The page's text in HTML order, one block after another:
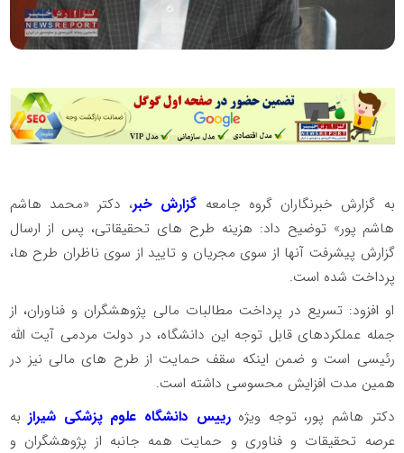
به گزارش خبرنگاران گروه جامعه گزارش خبر، دکتر «محمد هاشم
هاشم پور» توضیح داد: هزینه طرح های تحقیقاتی، پس از ارسال
گزارش پیشرفت آنها از سوی مجریان و تایید از سوی ناظران طرح ها،
پرداخت شده است.
او افزود: تسریع در پرداخت مطالبات مالی پژوهشگران و فناوران، از
جمله عملکردهای قابل توجه این دانشگاه، در دولت مردمی آیت الله
رئیسی است و ضمن اینکه سقف حمایت از طرح های مالی نیز در
همین مدت افزایش محسوسی داشته است.
دکتر هاشم پور، توجه ویژهرییس دانشگاه علوم پزشکی شیرازبه
عرصه تحقیقات و فناوری و حمایت همه جانبه از پژوهشگران و